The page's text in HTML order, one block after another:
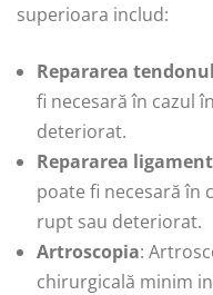
superioara includ:
Repararea
fi necesară în cazul
deteriorat.
Repararea
poate fi necesară în
rupt sau deteriorat.
Artroscopia:
chirurgicală minim